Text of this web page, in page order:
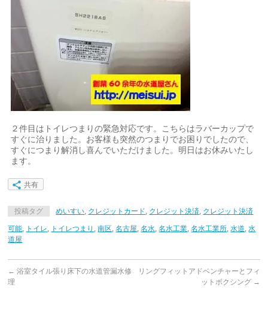
２件目はトイレつまりの緊急対応です。こちらはラバーカップで
すぐに治りました。お客様も突然のつまりでお困りでしたので、
すぐにつまり解消し喜んでいただけました。明日はお休みいたし
ます。
共有
投稿タグ めいすい, クレジットカード, クレジット決済, クレジット決済
可能, トイレ, トイレつまり ,南区,名古屋,名水,名水工業,名水工業所,水道,水
道屋
← 浴室タイル張り床下の水道管漏水修
理
リングフィットアドベンチャーとフィ
ットボクシング →